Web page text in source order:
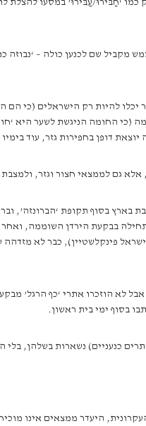
‘חַבּירוּ/עַבּירוּ’ במסעו להצלת
מקביל שם לכנען כולה – ‘נבוזה
יכלו להיות רק הישראלים (כי הם
דופן בחפירות גזר, עוד בימיו
בארץ בסוף תקופת ‘הברונזה’,
בבקעת הירדן השוממה,
פינקלשטיין), כבר לא
לא הוזכרו אתרי ‘כף הרגל’
בסוף ימי בית ראשון.
כנעניים) נשארות בשלהן, בלי
היעדר ממצאים אינו